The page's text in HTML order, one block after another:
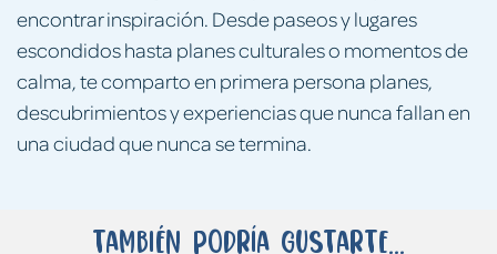
encontrar inspiración. Desde paseos y lugares
escondidos hasta planes culturales o momentos de
calma, te comparto en primera persona planes,
descubrimientos y experiencias que nunca fallan en
una ciudad que nunca se termina.
También podría gustarte...